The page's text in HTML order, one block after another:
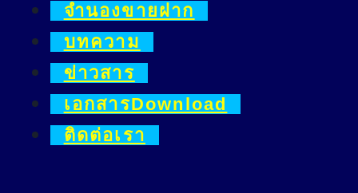
จำนองขายฝาก
บทความ
ข่าวสาร
เอกสารDownload
ติดต่อเรา